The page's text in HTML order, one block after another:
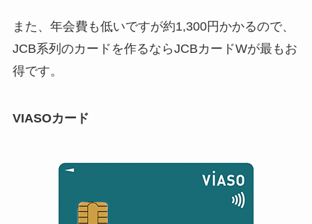
また、年会費も低いですが約1,300円かかるので、
JCB系列のカードを作るならJCBカードWが最もお
得です。
VIASOカード